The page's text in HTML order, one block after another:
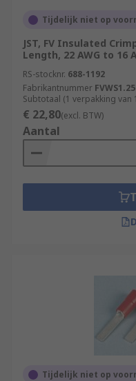
Tijdelijk niet op
JST, FV Insulated
Length, 22 AWG to 16
RS-stocknr. 688-1192
Fabrikantnummer
Subtotaal (1 verpakking van
€ 22,80(excl. BTW)
Aantal
Tijdelijk niet op